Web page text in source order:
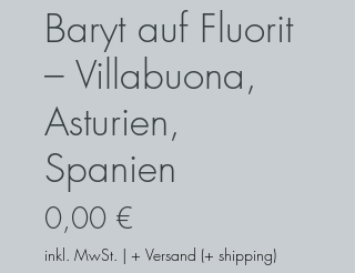
Baryt auf Fluorit
– Villabuona,
Asturien,
Spanien
0,00 €
inkl. MwSt. | + Versand (+ shipping)